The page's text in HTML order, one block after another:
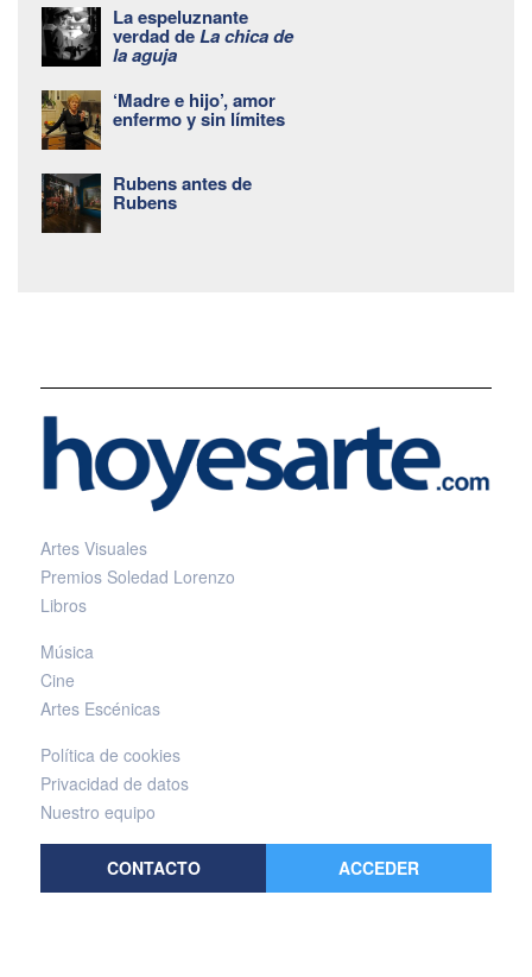
La espeluznante
verdad deLa chica de
la aguja
‘Madre e hijo’, amor
enfermo y sin límites
Rubens antes de
Rubens
Artes Visuales
Premios Soledad Lorenzo
Libros
Música
Cine
Artes Escénicas
Política de cookies
Privacidad de datos
Nuestro equipo
CONTACTO ACCEDER